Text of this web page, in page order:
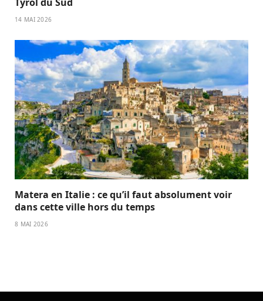
14 MAI 2026
Matera en Italie : ce qu’il faut absolument voir
dans cette ville hors du temps
8 MAI 2026